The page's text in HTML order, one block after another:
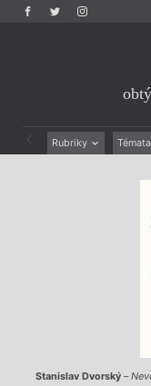
Rubriky Témata
Stanislav Dvorský–